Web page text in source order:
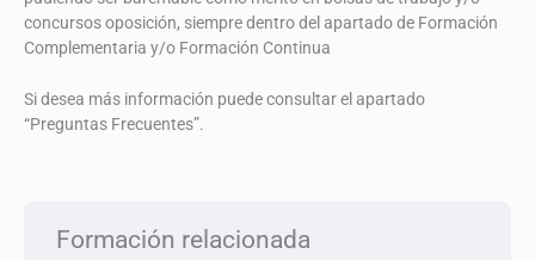
concursos oposición, siempre dentro del apartado de Formación
Complementaria y/o Formación Continua
Si desea más información puede consultar el apartado
“Preguntas Frecuentes”.
Formación relacionada